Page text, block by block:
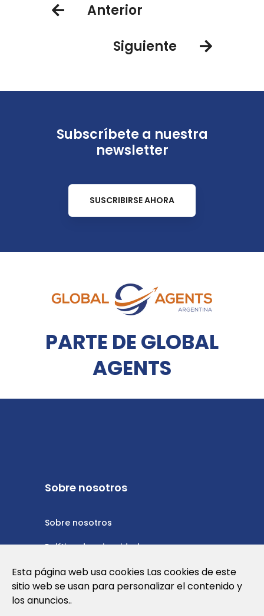
Anterior
Siguiente
Subscríbete a nuestra
newsletter
SUSCRIBIRSE AHORA
PARTE DE GLOBAL
AGENTS
Sobre nosotros
Sobre nosotros
Política de privacidad
Política de cookies
Nota Legal y Condiciones de Uso de la
Esta página web usa cookies Las cookies de este
sitio web se usan para personalizar el contenido y
los anuncios..